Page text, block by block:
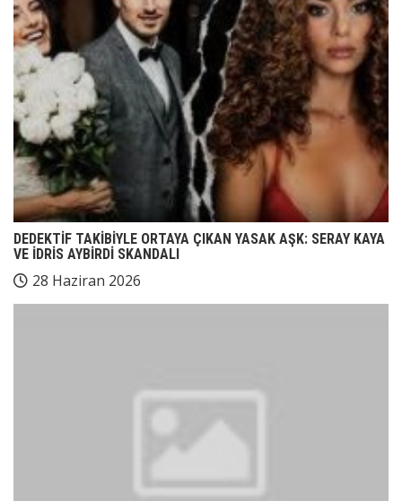
DEDEKTİF TAKİBİYLE ORTAYA ÇIKAN YASAK AŞK: SERAY KAYA
VE İDRİS AYBİRDİ SKANDALI
28 Haziran 2026